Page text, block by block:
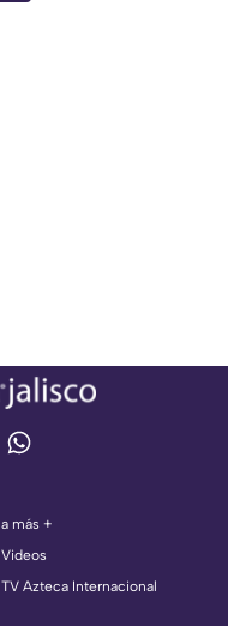
a más +
Videos
TV Azteca Internacional